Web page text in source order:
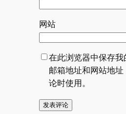
网站
在此浏览器中保存我
邮箱地址和网站地
论时使用。